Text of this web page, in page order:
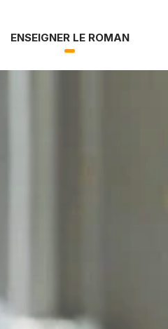
ENSEIGNER LE ROMAN